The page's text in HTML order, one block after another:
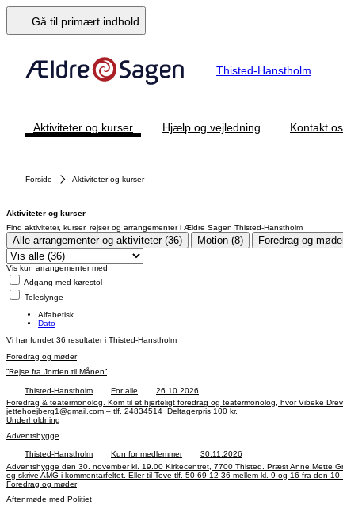
Gå til primært indhold
Thisted-Hanstholm
Aktiviteter og kurser Hjælp og vejledning Kontakt os
Forside Aktiviteter og kurser
Aktiviteter og kurser
Find aktiviteter, kurser, rejser og arrangementer i Ældre Sagen Thisted-Hanstholm
Alle arrangementer og aktiviteter (36) Motion (8) Foredrag og
Vis kun arrangementer med
Adgang med kørestol
Teleslynge
Alfabetisk
Dato
Vi har fundet 36 resultater i Thisted-Hanstholm
Foredrag og møder
”Rejse fra Jorden til Månen”
Thisted-Hanstholm For alle
26.10.2026
Foredrag & teatermonolog. Kom til et hjerteligt foredrag og teatermonolog, hvor Vibeke Drevsen Bach giver sin kreative fortolkning af demens, set som en ”Rejse fra Jorden til Månen” Alle er velkomne Tilmelding via Ældre Sagen Sydthys hjemmeside Eller til Jette Højberg,
jettehoejberg1@gmail.com – tlf. 24834514 Deltagerpris 100 kr.
Underholdning
Adventshygge
Thisted-Hanstholm Kun for medlemmer
30.11.2026
Adventshygge den 30. november kl. 19.00 Kirkecentret, 7700 Thisted. Præst Anne Mette Grønborg beretter om adventstiden. Musikalsk underholdning med Henning Andreasen og fællessang. Der serveres gløgg og æbleskiver. Tilmelding kan ske ved indbetaling til MobilePay nr. 99 35 05
Foredrag og møder
Aftenmøde med Politiet